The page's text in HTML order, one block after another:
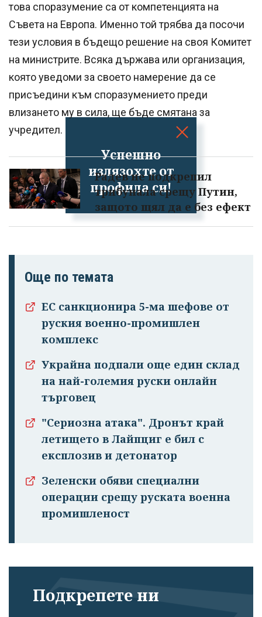
Успешно
излязохте от
профила си!
това споразумение са от компетенцията на
Съвета на Европа. Именно той трябва да посочи
тези условия в бъдещо решение на своя Комитет
на министрите. Всяка държава или организация,
която уведоми за своето намерение да се
присъедини към споразумението преди
влизането му в сила, ще бъде смятана за
учредител.
Радев не подкрепил
трибунала срещу Путин,
защото щял да е без ефект
Още по темата
ЕС санкционира 5-ма шефове от
руския военно-промишлен
комплекс
Украйна подпали още един склад
на най-големия руски онлайн
търговец
"Сериозна атака". Дронът край
летището в Лайпциг е бил с
експлозив и детонатор
Зеленски обяви специални
операции срещу руската военна
промишленост
Подкрепете ни